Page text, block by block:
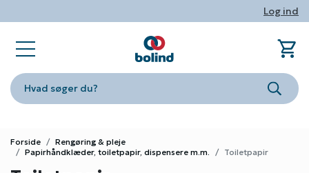
Log ind
Hvad søger du?
Søg
book_ribbon
store
Om
phonestar
person
Log
shopping_cart
Forside
Rengøring & pleje
Papirhåndklæder, toiletpapir, dispensere m.m.
Toiletpapir